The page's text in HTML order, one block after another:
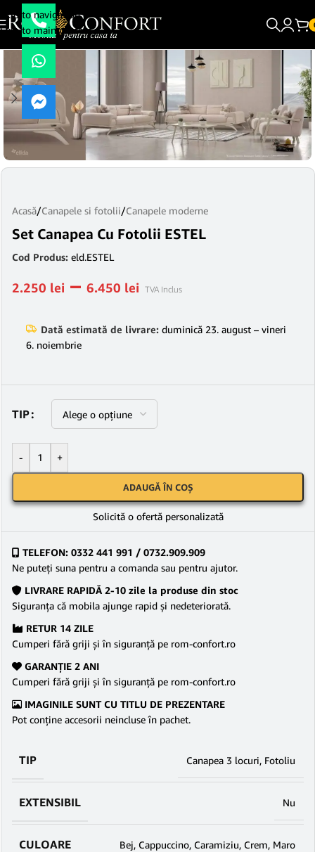
Skip to navigation
Skip to main content
Acasă/Canapele si fotolii/Canapele moderne
Set Canapea Cu Fotolii ESTEL
Cod Produs: eld.ESTEL
2.250 lei – 6.450 lei TVA Inclus
Dată estimată de livrare: duminică 23. august – vineri
6. noiembrie
TIP
- +
ADAUGĂ ÎN COȘ
Solicită o ofertă personalizată
TELEFON: 0332 441 991 / 0732.909.909
Ne puteţi suna pentru a comanda sau pentru ajutor.
LIVRARE RAPIDĂ 2-10 zile la produse din stoc
Siguranţa că mobila ajunge rapid şi nedeteriorată.
RETUR 14 ZILE
Cumperi fără griji şi în siguranţă pe rom-confort.ro
GARANŢIE 2 ANI
Cumperi fără griji şi în siguranţă pe rom-confort.ro
IMAGINILE SUNT CU TITLU DE PREZENTARE
Pot conține accesorii neincluse în pachet.
TIP Canapea 3 locuri, Fotoliu
EXTENSIBIL Nu
CULOARE Bej, Cappuccino, Caramiziu, Crem, Maro